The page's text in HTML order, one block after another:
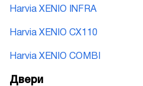
Harvia XENIO INFRA
Harvia XENIO CX110
Harvia XENIO COMBI
Двери